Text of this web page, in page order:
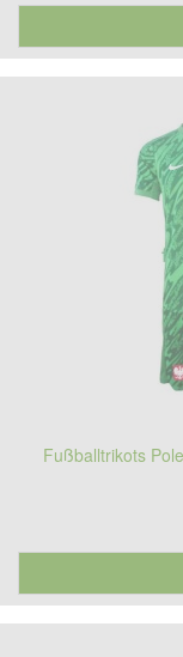
Fußballtrikots